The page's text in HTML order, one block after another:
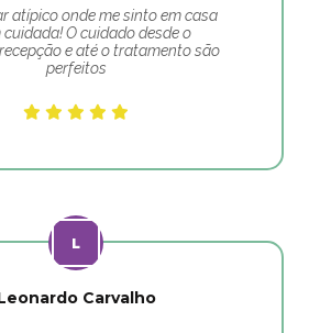
atípico onde me sinto em casa
cuidada! O cuidado desde o
e até o tratamento são
perfeitos
Carvalho